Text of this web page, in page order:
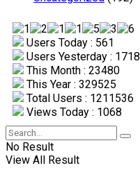
Users Today : 561
Users Yesterday : 1718
This Month : 23480
This Year : 329525
Total Users : 1211536
Views Today : 1068
No Result
View All Result